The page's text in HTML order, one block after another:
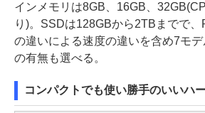
インメモリは8GB、16GB、
り)。SSDは128GBから2TBまでで
の違いによる速度の違いを含め7モ
の有無も選べる。
コンパクトでも使い勝手のいいハ